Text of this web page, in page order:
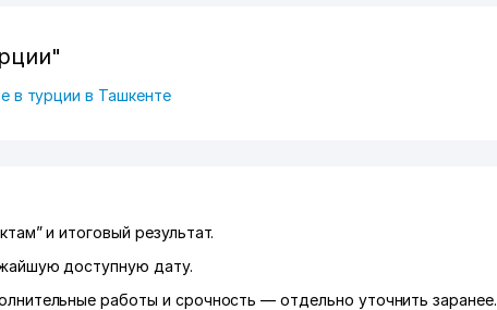
в турции в Ташкенте
и итоговый результат.
доступную дату.
работы и срочность — отдельно уточнить заранее.